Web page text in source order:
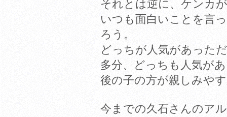
それとは逆に、ケンカ
いつも面白いことを言
ろう。
どっちが人気があった
多分、どっちも人気が
後の子の方が親しみや
今までの久石さんのア